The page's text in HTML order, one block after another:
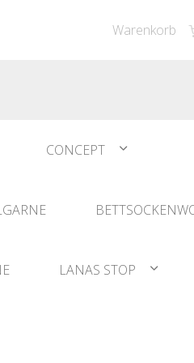
Warenkorb
CONCEPT
LANAS STOP